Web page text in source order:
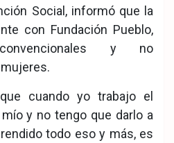
Social, informó que la
con Fundación Pueblo,
y no
cuando yo trabajo el
y no tengo que darlo a
todo eso y más, es